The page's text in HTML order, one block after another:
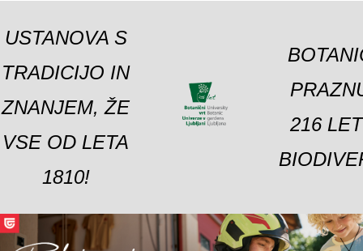
USTANOVA S
TRADICIJO IN
ZNANJEM, ŽE
VSE OD LETA
1810!
216